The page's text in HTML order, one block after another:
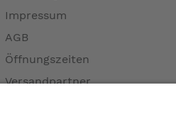
Impressum
AGB
Öffnungszeiten
Versandpartner